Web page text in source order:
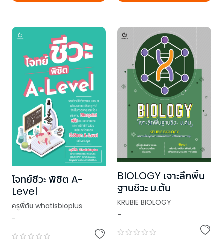
โจทย์ชีวะ พิชิต A-
Level
ครูพี่ต้น whatisbioplus
-
BIOLOGY เจาะลึกพื้น
ฐานชีวะ ม.ต้น
KRUBIE BIOLOGY
-